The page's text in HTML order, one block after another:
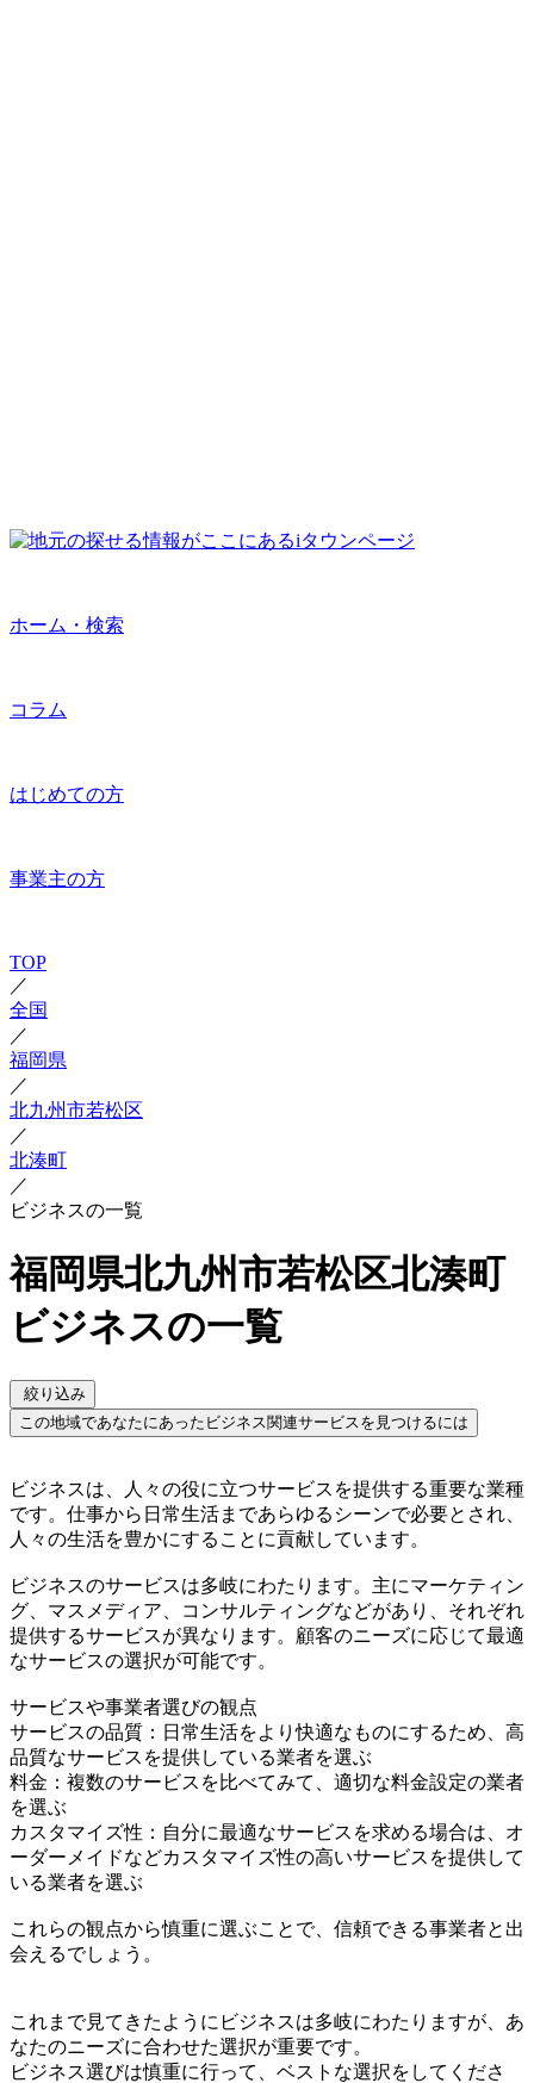
ホーム・検索
コラム
はじめての方
事業主の方
TOP
／
全国
／
福岡県
／
北九州市若松区
／
北湊町
／
ビジネスの一覧
福岡県北九州市若松区北湊町
ビジネスの一覧
絞り込み
この地域であなたにあったビジネス関連サービスを見つけるには
ビジネスは、人々の役に立つサービスを提供する重要な業種
です。仕事から日常生活まであらゆるシーンで必要とされ、
人々の生活を豊かにすることに貢献しています。
ビジネスのサービスは多岐にわたります。主にマーケティン
グ、マスメディア、コンサルティングなどがあり、それぞれ
提供するサービスが異なります。顧客のニーズに応じて最適
なサービスの選択が可能です。
サービスや事業者選びの観点
サービスの品質：日常生活をより快適なものにするため、高
品質なサービスを提供している業者を選ぶ
料金：複数のサービスを比べてみて、適切な料金設定の業者
を選ぶ
カスタマイズ性：自分に最適なサービスを求める場合は、オ
ーダーメイドなどカスタマイズ性の高いサービスを提供して
いる業者を選ぶ
これらの観点から慎重に選ぶことで、信頼できる事業者と出
会えるでしょう。
これまで見てきたようにビジネスは多岐にわたりますが、あ
なたのニーズに合わせた選択が重要です。
ビジネス選びは慎重に行って、ベストな選択をしてくださ